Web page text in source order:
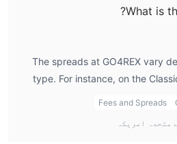
What is
The spreads at GO4REX vary
type. For instance, on the
spread starts at 2.5 pips, while
Classic Account is a bit wide
Fees and Spreads
متحدہ امریکہ